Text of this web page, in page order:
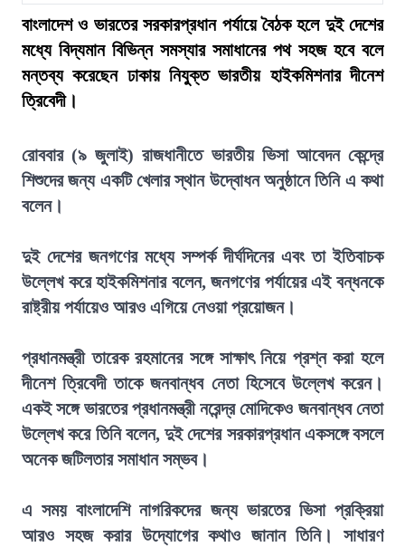
বাংলাদেশ ও ভারতের সরকারপ্রধান পর্যায়ে বৈঠক হলে দুই দেশের
মধ্যে বিদ্যমান বিভিন্ন সমস্যার সমাধানের পথ সহজ হবে বলে
মন্তব্য করেছেন ঢাকায় নিযুক্ত ভারতীয় হাইকমিশনার দীনেশ
ত্রিবেদী।
রোববার (৯ জুলাই) রাজধানীতে ভারতীয় ভিসা আবেদন কেন্দ্রে
শিশুদের জন্য একটি খেলার স্থান উদ্বোধন অনুষ্ঠানে তিনি এ কথা
বলেন।
দুই দেশের জনগণের মধ্যে সম্পর্ক দীর্ঘদিনের এবং তা ইতিবাচক
উল্লেখ করে হাইকমিশনার বলেন, জনগণের পর্যায়ের এই বন্ধনকে
রাষ্ট্রীয় পর্যায়েও আরও এগিয়ে নেওয়া প্রয়োজন।
প্রধানমন্ত্রী তারেক রহমানের সঙ্গে সাক্ষাৎ নিয়ে প্রশ্ন করা হলে
দীনেশ ত্রিবেদী তাকে জনবান্ধব নেতা হিসেবে উল্লেখ করেন।
একই সঙ্গে ভারতের প্রধানমন্ত্রী নরেন্দ্র মোদিকেও জনবান্ধব নেতা
উল্লেখ করে তিনি বলেন, দুই দেশের সরকারপ্রধান একসঙ্গে বসলে
অনেক জটিলতার সমাধান সম্ভব।
এ সময় বাংলাদেশি নাগরিকদের জন্য ভারতের ভিসা প্রক্রিয়া
আরও সহজ করার উদ্যোগের কথাও জানান তিনি। সাধারণ